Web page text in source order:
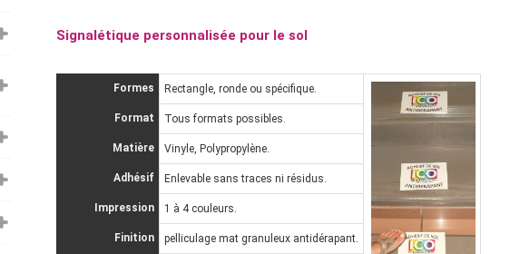
Signalétique personnalisée pour le sol
Formes Rectangle, ronde ou spécifique.
Format Tous formats possibles.
Matière Vinyle, Polypropylène.
Adhésif Enlevable sans traces ni résidus.
Impression 1 à 4 couleurs.
Finition pelliculage mat granuleux antidérapant.